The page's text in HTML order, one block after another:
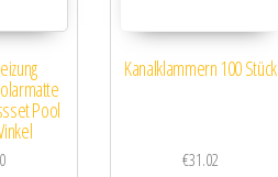
Pool
Kanalklammern 100 Stück
€31.02